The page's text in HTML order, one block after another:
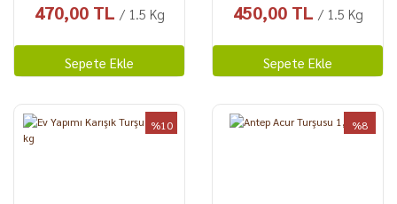
470,00 TL / 1.5 Kg
Sepete Ekle
450,00 TL / 1.5 Kg
Sepete Ekle
%10 %8